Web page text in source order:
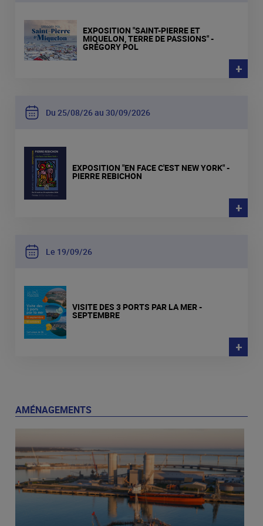
EXPOSITION "SAINT-PIERRE ET
MIQUELON, TERRE DE PASSIONS" -
GRÉGORY POL
+
Du 25 08 26 au 30 09 2026
EXPOSITION "EN FACE C'EST NEW YORK" -
PIERRE REBICHON
+
Le 19 09 26
VISITE DES 3 PORTS PAR LA MER -
SEPTEMBRE
+
AMÉNAGEMENTS